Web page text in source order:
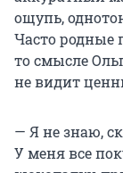
ощупь,
Часто родные
то смысле
не видит
— Я не знаю,
У меня все